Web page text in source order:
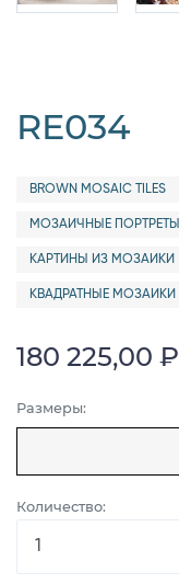
RE034
BROWN MOSAIC TILES
МОЗАИЧНЫЕ ПОРТРЕТЫ
КАРТИНЫ ИЗ МОЗАИКИ
КВАДРАТНЫЕ МОЗАИКИ
180 225,00 ₽
Размеры:
Количество: